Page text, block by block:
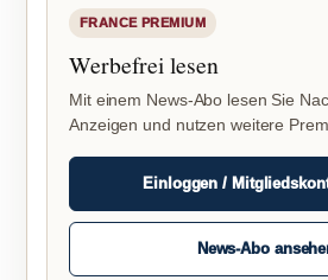
FRANCE PREMIUM
Werbefrei lesen
Mit einem News-Abo lesen Sie
Anzeigen und nutzen weitere
Einloggen /
News-Abo